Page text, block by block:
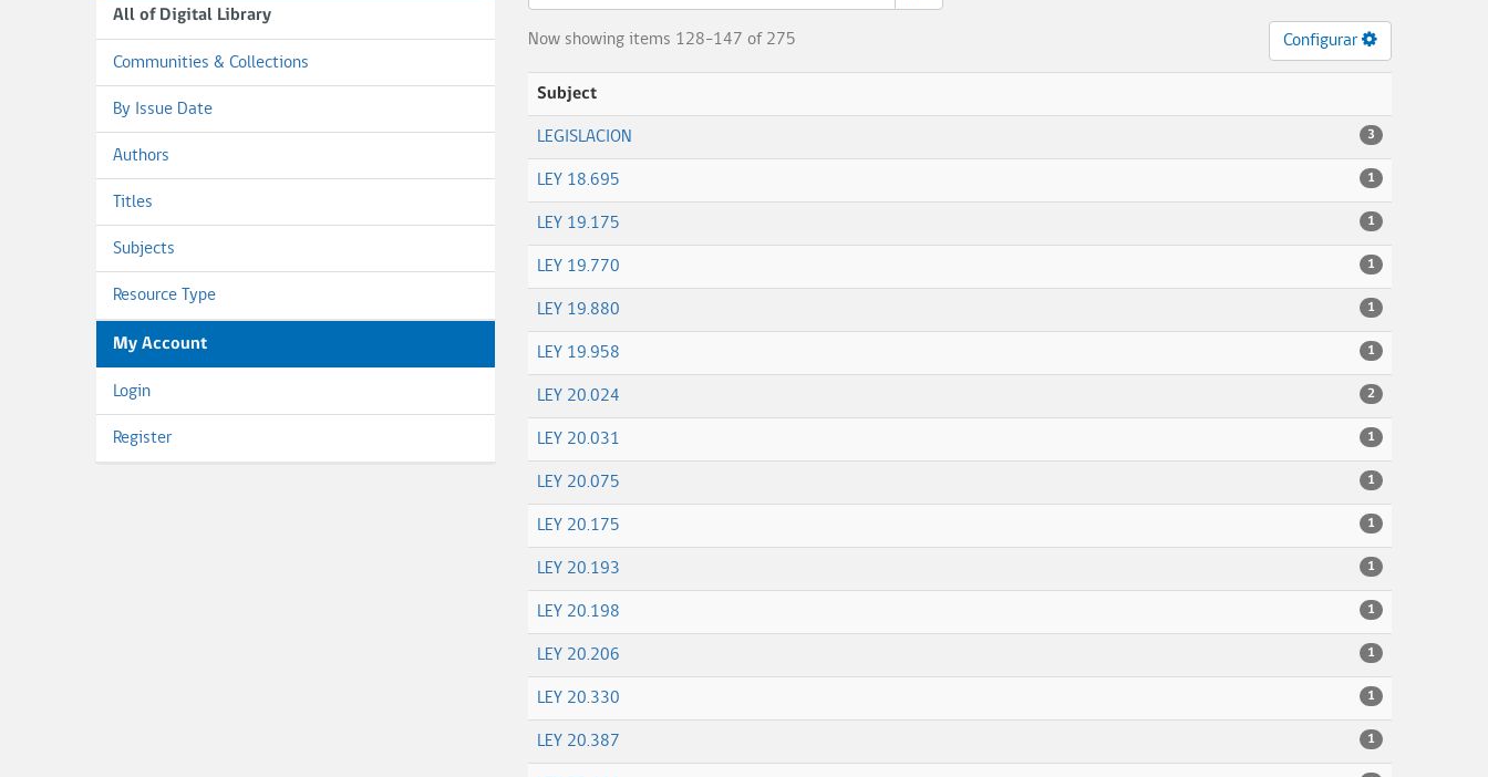
All of Digital Library
Communities & Collections
By Issue Date
Authors
Titles
Subjects
Resource Type
My Account
Login
Register
Now showing items 128-147 of 275 Configurar
Subject
LEGISLACION 3
LEY 18.695 1
LEY 19.175 1
LEY 19.770 1
LEY 19.880 1
LEY 19.958 1
LEY 20.024 2
LEY 20.031 1
LEY 20.075 1
LEY 20.175 1
LEY 20.193 1
LEY 20.198 1
LEY 20.206 1
LEY 20.330 1
LEY 20.387 1